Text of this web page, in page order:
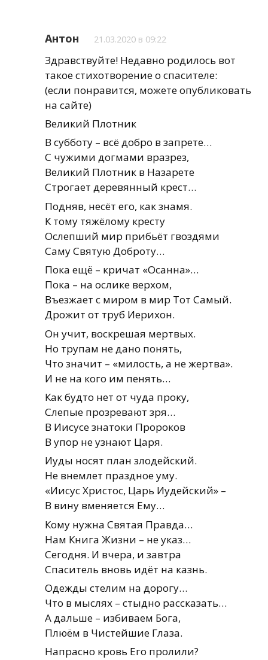
Антон 21.03.2020 в 09:22
Здравствуйте! Недавно родилось вот
такое стихотворение о спасителе:
(если понравится, можете опубликовать
на сайте)
Великий Плотник
В субботу – всё добро в запрете…
С чужими догмами вразрез,
Великий Плотник в Назарете
Строгает деревянный крест…
Подняв, несёт его, как знамя.
К тому тяжёлому кресту
Ослепший мир прибьёт гвоздями
Саму Святую Доброту…
Пока ещё – кричат «Осанна»…
Пока – на ослике верхом,
Въезжает с миром в мир Тот Самый.
Дрожит от труб Иерихон.
Он учит, воскрешая мертвых.
Но трупам не дано понять,
Что значит – «милость, а не жертва».
И не на кого им пенять…
Как будто нет от чуда проку,
Слепые прозревают зря…
В Иисусе знатоки Пророков
В упор не узнают Царя.
Иуды носят план злодейский.
Не внемлет праздное уму.
«Иисус Христос, Царь Иудейский» –
В вину вменяется Ему…
Кому нужна Святая Правда…
Нам Книга Жизни – не указ…
Сегодня. И вчера, и завтра
Спаситель вновь идёт на казнь.
Одежды стелим на дорогу…
Что в мыслях – стыдно рассказать…
А дальше – избиваем Бога,
Плюём в Чистейшие Глаза.
Напрасно кровь Его пролили?